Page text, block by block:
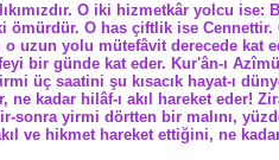
O iki hizmetkâr yolcu
ömürdür. O has çiftlik ise
uzun yolu mütefâvit derecede kat
bir günde kat eder. Kur'ân-ı
üç saatini şu kısacık hayat-ı
ne kadar hilâf-ı akıl hareket eder!
sonra yirmi dörtten bir malını,
ve hikmet hareket ettiğini, ne